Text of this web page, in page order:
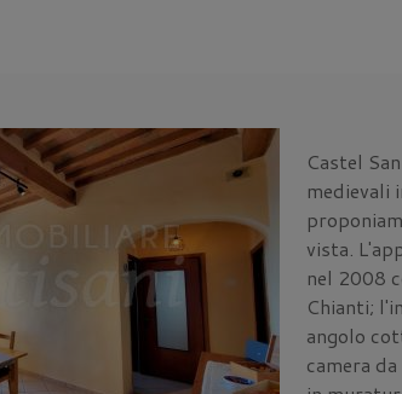
Castel
medievali
vista.
nel 2008
Chianti;
angolo
camera